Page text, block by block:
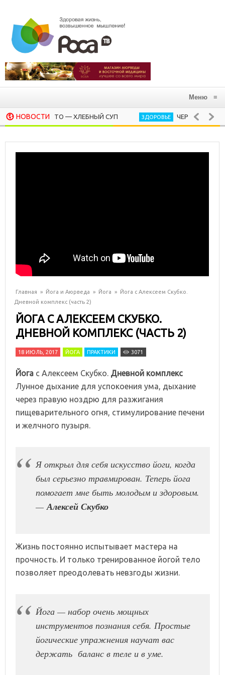
Меню ≡
НОВОСТИ
PANCOTTO — ХЛЕБНЫЙ СУП ЗДОРОВЬЕ ЧЕРНЫЙ ОРЕХ,
Главная » Йога и Аюрведа » Йога » Йога с Алексеем Скубко.
Дневной комплекс (часть 2)
ЙОГА С АЛЕКСЕЕМ СКУБКО.
ДНЕВНОЙ КОМПЛЕКС (ЧАСТЬ 2)
18 ИЮЛЬ, 2017 ЙОГА ПРАКТИКИ 3071
Йога с Алексеем Скубко. Дневной комплекс
Лунное дыхание для успокоения ума, дыхание
через правую ноздрю для разжигания
пищеварительного огня, стимулирование печени
и желчного пузыря.
Я открыл для себя искусство йоги, когда
был серьезно травмирован. Теперь йога
помогает мне быть молодым и здоровым.
— Алексей Скубко
Жизнь постоянно испытывает мастера на
прочность. И только тренированное йогой тело
позволяет преодолевать невзгоды жизни.
Йога — набор очень мощных
инструментов познания себя. Простые
йогические упражнения научат вас
держать баланс в теле и в уме.